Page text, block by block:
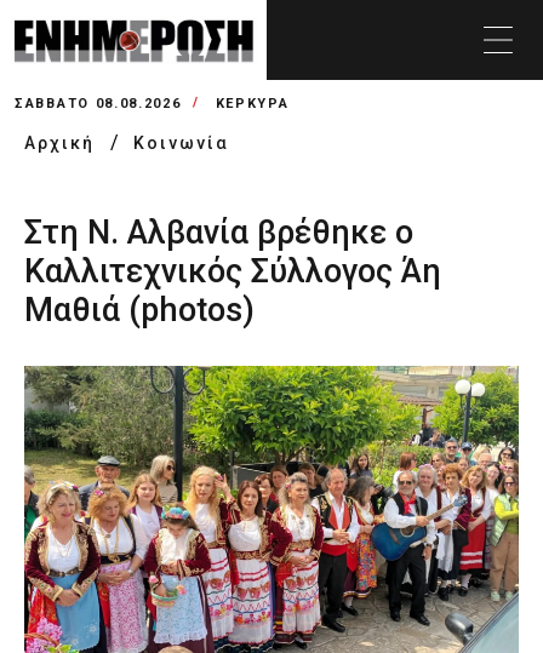
ΣΆΒΒΑΤΟ 08.08.2026 ΚΕΡΚΥΡΑ
Αρχική Κοινωνία
Στη Ν. Αλβανία βρέθηκε ο
Καλλιτεχνικός Σύλλογος Άη
Μαθιά (photos)